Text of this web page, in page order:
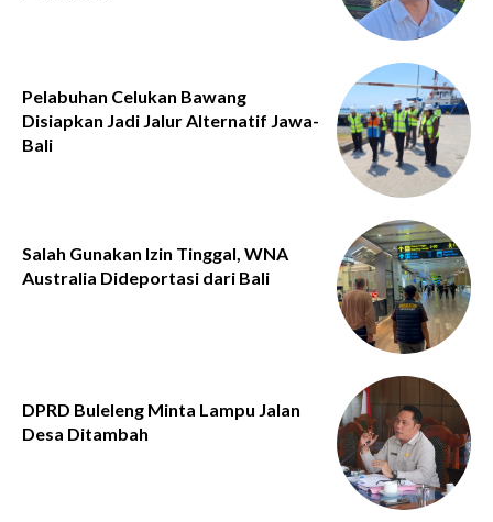
Pelabuhan Celukan Bawang
Disiapkan Jadi Jalur Alternatif Jawa-
Bali
Salah Gunakan Izin Tinggal, WNA
Australia Dideportasi dari Bali
DPRD Buleleng Minta Lampu Jalan
Desa Ditambah